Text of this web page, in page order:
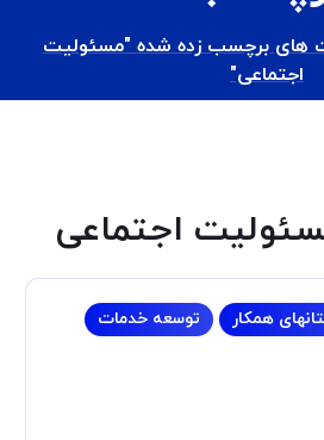
های برچسب زده شده "مسئولیت
اجتماعی"
اجتماعی
همکار
توسعه خدمات